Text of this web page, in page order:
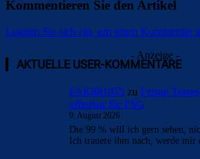
Kommentieren Sie den Artikel
Loggen Sie sich ein, um einen Kommentar
- Anzeige -
AKTUELLE USER-KOMMENTARE
FAK881955 zu Ferran
offenbar für PSG
9. August 2026
Die 99 % will ich gern sehen,
Ich trauere ihm nach, werde